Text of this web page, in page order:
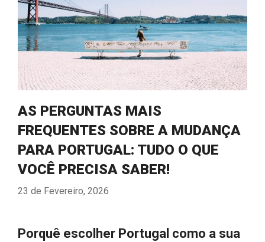
AS PERGUNTAS MAIS
FREQUENTES SOBRE A MUDANÇA
PARA PORTUGAL: TUDO O QUE
VOCÊ PRECISA SABER!
23 de Fevereiro, 2026
Porquê escolher Portugal como a sua